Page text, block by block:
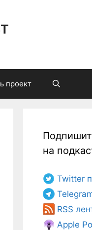
проект
на
Twitter
RSS
Apple